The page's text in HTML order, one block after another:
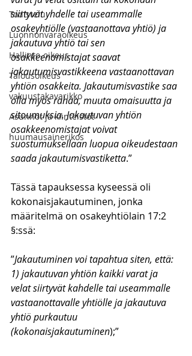
Todistelu
Luonnonvaraoikeus
Hallinto-oikeus
Talousoikeus
vakuustakavarikko
Asunnot ja kiinteistöt
huumausainerikos
siirtyvät yhdelle tai useammalle
osakeyhtiölle (vastaanottava yhtiö) ja
jakautuva yhtiö tai sen
osakkeenomistajat saavat
jakautumisvastikkeena vastaanottavan
yhtiön osakkeita. Jakautumisvastike saa
olla myös rahaa, muuta omaisuutta ja
sitoumuksia. Jakautuvan yhtiön
osakkeenomistajat voivat
suostumuksellaan luopua oikeudestaan
saada jakautumisvastiketta.”
Tässä tapauksessa kyseessä oli
kokonaisjakautuminen, jonka
määritelmä on osakeyhtiölain 17:2
§:ssä:
”Jakautuminen voi tapahtua siten, että:
1) jakautuvan yhtiön kaikki varat ja
velat siirtyvät kahdelle tai useammalle
vastaanottavalle yhtiölle ja jakautuva
yhtiö purkautuu
(kokonaisjakautuminen);”